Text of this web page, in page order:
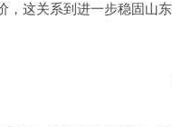
这关系到进一步稳固山东